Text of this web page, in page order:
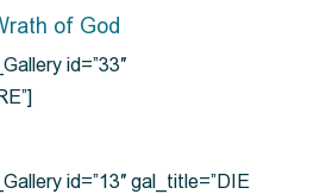
of God
id=”33″
id=”13″ gal_title=”DIE